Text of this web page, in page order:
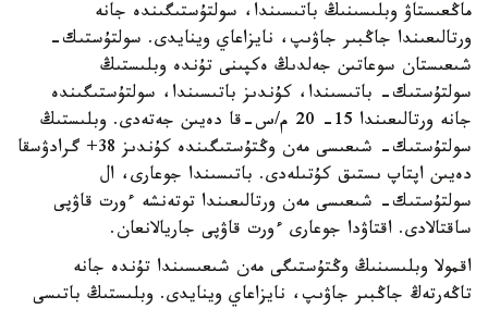
ماڭعىستاۋ وبلىسىنىڭ باتىسىندا، سولتۇستىگىندە جانە
ورتالىعىندا جاڭبىر جاۋىپ، نايزاعاي وينايدى. سولتۇستىك-
شىعىستان سوعاتىن جەلدىڭ ەكپىنى تۇندە وبلىستىڭ
سولتۇستىك- باتىسىندا، كۇندىز باتىسىندا، سولتۇستىگىندە
جانە ورتالىعىندا 15- 20 م/س-قا دەيىن جەتەدى. وبلىستىڭ
سولتۇستىك- شىعىسى مەن وڭتۇستىگىندە كۇندىز 38+ گرادۋسقا
دەيىن اپتاپ ىستىق كۇتىلەدى. باتىسىندا جوعارى، ال
سولتۇستىك- شىعىسى مەن ورتالىعىندا توتەنشە ءورت قاۋپى
ساقتالادى. اقتاۋدا جوعارى ءورت قاۋپى جاريالانعان.
اقمولا وبلىسىنىڭ وڭتۇستىگى مەن شىعىسىندا تۇندە جانە
تاڭەرتەڭ جاڭبىر جاۋىپ، نايزاعاي وينايدى. وبلىستىڭ باتىسى